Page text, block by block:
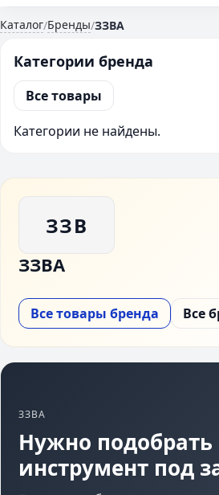
Каталог/Бренды/ЗЗВА
Категории бренда
Все товары
Категории не найдены.
ЗЗВ
ЗЗВА
Все товары бренда Все
ЗЗВА
Нужно подобрать
инструмент под